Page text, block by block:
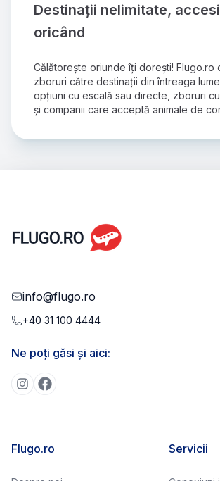
Destinații nelimitate,
oricând
Călătorește oriunde îți dorești! Flugo.ro
zboruri către destinații din întreaga
opțiuni cu escală sau directe, zboruri
și companii care acceptă animale de
info@flugo.ro
+40 31 100 4444
Ne poți găsi și aici:
Flugo.ro Servicii